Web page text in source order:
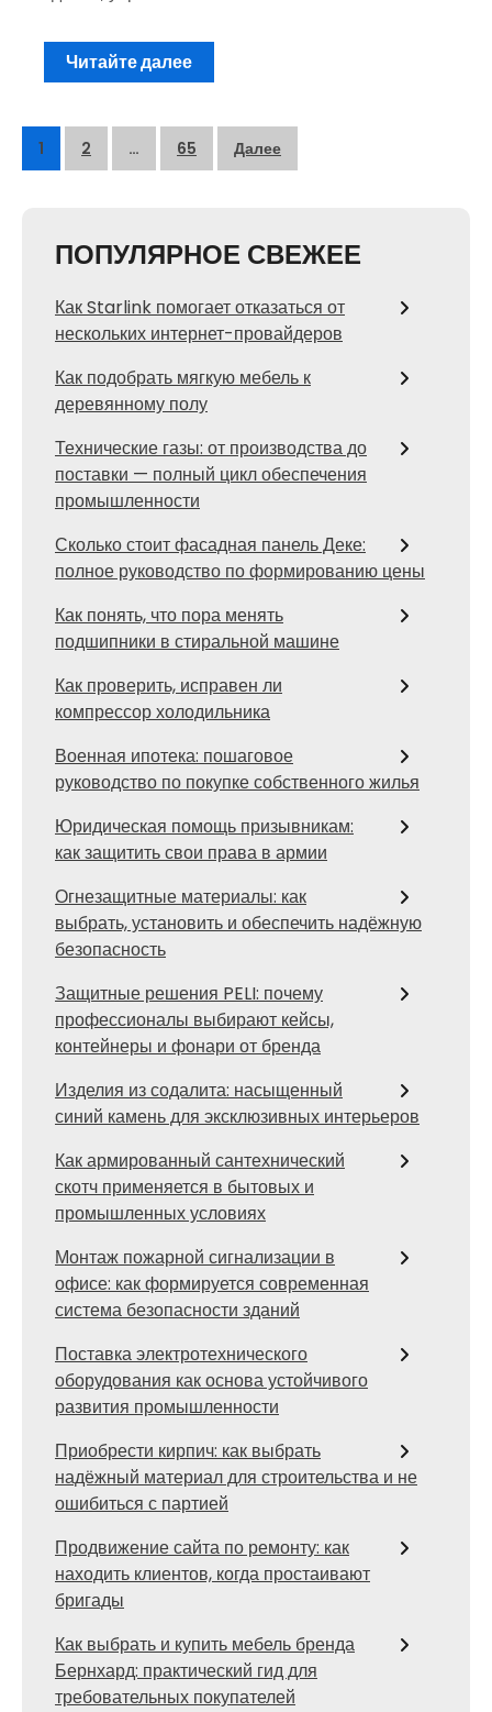
Читайте далее
Пагинация
1 2 … 65 Далее
ПОПУЛЯРНОЕ СВЕЖЕЕ
Как Starlink помогает отказаться от
нескольких интернет-провайдеров
Как подобрать мягкую мебель к
деревянному полу
Технические газы: от производства до
поставки — полный цикл обеспечения
промышленности
Сколько стоит фасадная панель Деке:
полное руководство по формированию цены
Как понять, что пора менять
подшипники в стиральной машине
Как проверить, исправен ли
компрессор холодильника
Военная ипотека: пошаговое
руководство по покупке собственного жилья
Юридическая помощь призывникам:
как защитить свои права в армии
Огнезащитные материалы: как
выбрать, установить и обеспечить надёжную
безопасность
Защитные решения PELI: почему
профессионалы выбирают кейсы,
контейнеры и фонари от бренда
Изделия из содалита: насыщенный
синий камень для эксклюзивных интерьеров
Как армированный сантехнический
скотч применяется в бытовых и
промышленных условиях
Монтаж пожарной сигнализации в
офисе: как формируется современная
система безопасности зданий
Поставка электротехнического
оборудования как основа устойчивого
развития промышленности
Приобрести кирпич: как выбрать
надёжный материал для строительства и не
ошибиться с партией
Продвижение сайта по ремонту: как
находить клиентов, когда простаивают
бригады
Как выбрать и купить мебель бренда
Бернхард: практический гид для
требовательных покупателей